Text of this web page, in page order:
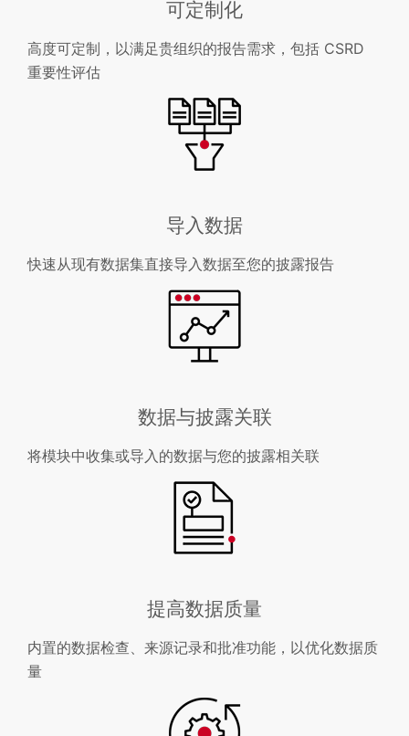
可定制化
高度可定制，以满足贵组织的报告需求，包括 CSRD
重要性评估
导入数据
快速从现有数据集直接导入数据至您的披露报告
数据与披露关联
将模块中收集或导入的数据与您的披露相关联
提高数据质量
内置的数据检查、来源记录和批准功能，以优化数据质
量